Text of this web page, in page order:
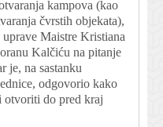
kampova (kao
čvrstih objekata),
Maistre Kristiana
Kalčiću na pitanje
je, na sastanku
odgovorio kako
otvoriti do pred kraj